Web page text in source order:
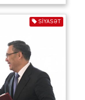
SIYASƏT